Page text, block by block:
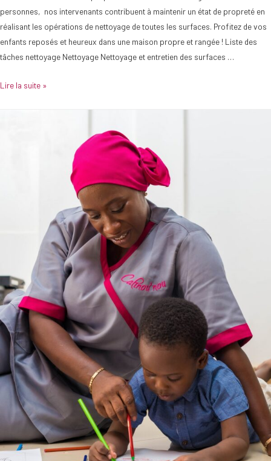
personnes, nos intervenants contribuent à maintenir un état de propreté en
réalisant les opérations de nettoyage de toutes les surfaces. Profitez de vos
enfants reposés et heureux dans une maison propre et rangée ! Liste des
tâches nettoyage Nettoyage Nettoyage et entretien des surfaces …
Lire la suite »